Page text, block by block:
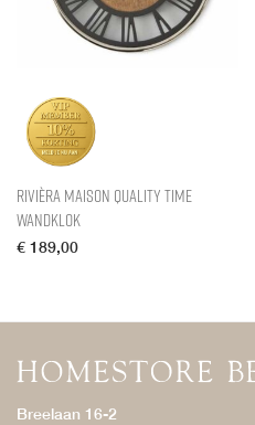
Rivièra Maison Quality Time
Wandklok
€ 189,00
Breelaan 16-2